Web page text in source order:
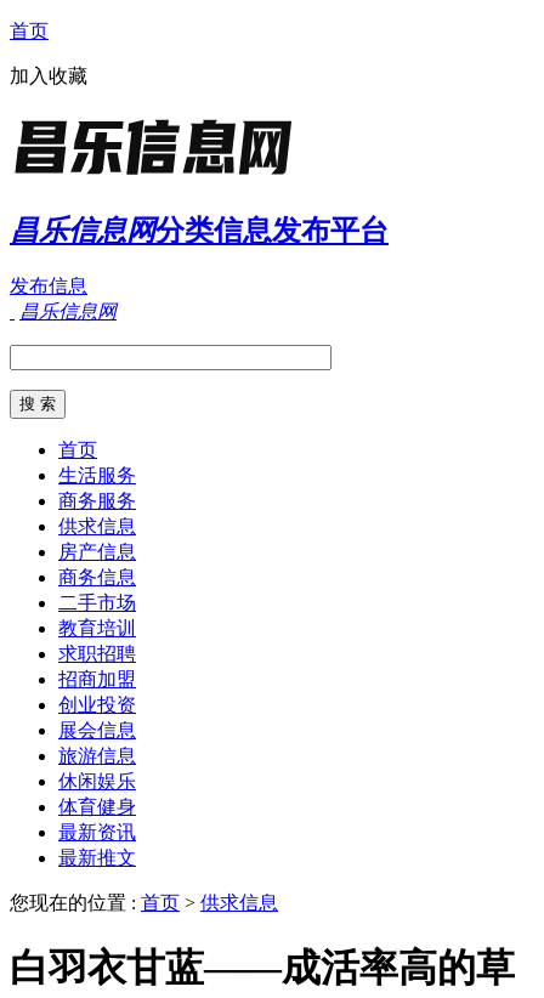
首页
加入收藏
昌乐信息网分类信息发布平台
发布信息
昌乐信息网
首页
生活服务
商务服务
供求信息
房产信息
商务信息
二手市场
教育培训
求职招聘
招商加盟
创业投资
展会信息
旅游信息
休闲娱乐
体育健身
最新资讯
最新推文
您现在的位置 : 首页 > 供求信息
白羽衣甘蓝——成活率高的草